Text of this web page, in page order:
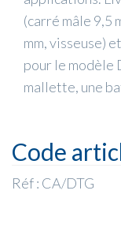
(carré mâle 9,5
mm, visseuse)
pour le modèle
mallette, une
Code
Réf : CA/DTG